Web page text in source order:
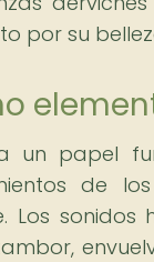
por su
un papel
de
Los sonidos